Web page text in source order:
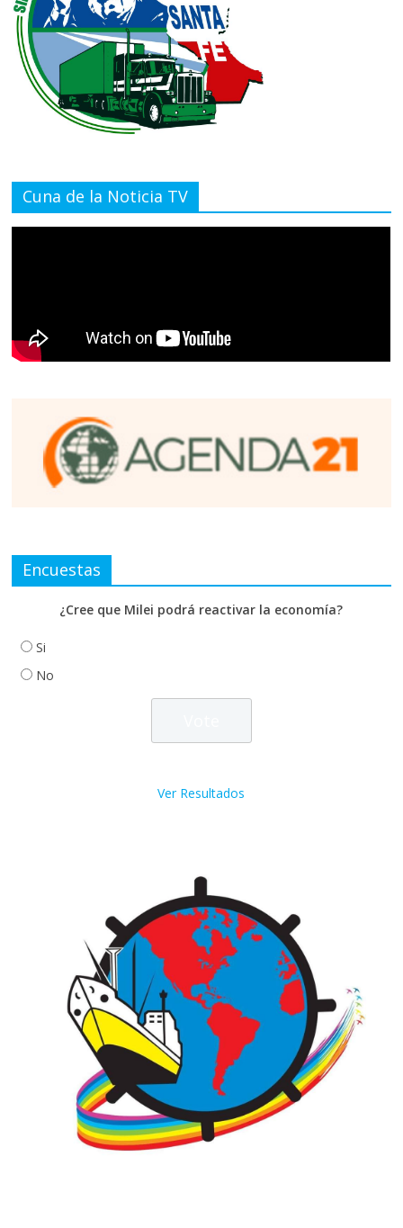
Cuna de la Noticia TV
Encuestas
¿Cree que Milei podrá reactivar la economía?
Si
No
Ver Resultados